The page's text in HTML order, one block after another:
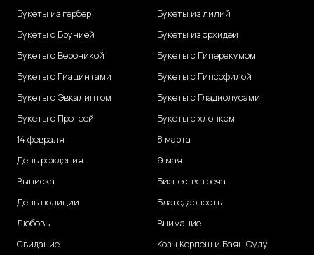
Букеты из гербер
Букеты с Брунией
Букеты с Вероникой
Букеты с Гиацинтами
Букеты с Эвкалиптом
Букеты с Протеей
14 февраля
День рождения
Выписка
День полиции
Любовь
Свидание
Букеты из лилий
Букеты из орхидеи
Букеты с Гиперекумом
Букеты с Гипсофилой
Букеты с Гладиолусами
Букеты с хлопком
8 марта
9 мая
Бизнес-встреча
Благодарность
Внимание
Козы Корпеш и Баян Сулу